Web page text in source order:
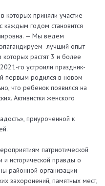
которых приняли участие
годом становится
— Мы ведем
лучший опыт
растят 3 и более
го устроили праздник-
первым родился в новом
что ребенок появился на
Активистки женского
приуроченной к
патриотической
и исторической правды о
районной организации
захоронений, памятных мест,